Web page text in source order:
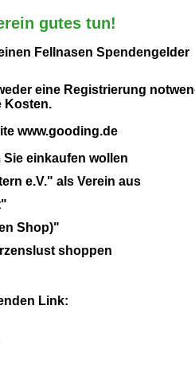
gutes tun!
Fellnasen Spendengelder
eine Registrierung
Kosten.
www.gooding.de
Sie einkaufen wollen
e.V." als Verein aus
Shop)"
shoppen
Link: